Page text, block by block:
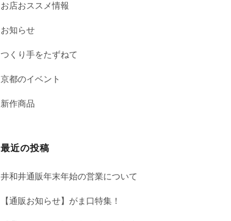
お店おススメ情報
お知らせ
つくり手をたずねて
京都のイベント
新作商品
最近の投稿
井和井通販年末年始の営業について
【通販お知らせ】がま口特集！